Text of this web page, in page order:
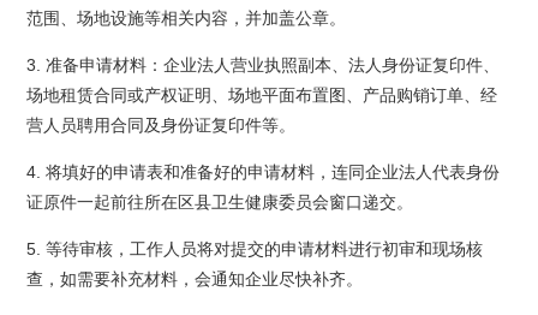
范围、场地设施等相关内容，并加盖公章。
3. 准备申请材料：企业法人营业执照副本、法人身份证复印件、
场地租赁合同或产权证明、场地平面布置图、产品购销订单、经
营人员聘用合同及身份证复印件等。
4. 将填好的申请表和准备好的申请材料，连同企业法人代表身份
证原件一起前往所在区县卫生健康委员会窗口递交。
5. 等待审核，工作人员将对提交的申请材料进行初审和现场核
查，如需要补充材料，会通知企业尽快补齐。